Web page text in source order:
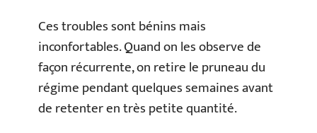
Ces troubles sont bénins mais
inconfortables. Quand on les observe de
façon récurrente, on retire le pruneau du
régime pendant quelques semaines avant
de retenter en très petite quantité.